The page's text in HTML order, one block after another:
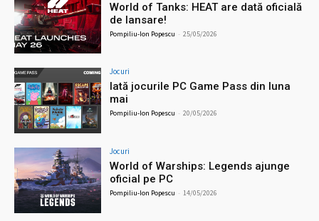
World of Tanks: HEAT are dată oficială
de lansare!
Pompiliu-Ion Popescu - 25/05/2026
Jocuri
Iată jocurile PC Game Pass din luna
mai
Pompiliu-Ion Popescu - 20/05/2026
Jocuri
World of Warships: Legends ajunge
oficial pe PC
Pompiliu-Ion Popescu - 14/05/2026